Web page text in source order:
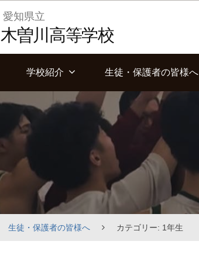
愛知県立
木曽川高等学校
学校紹介 生徒・保護者の皆様へ
生徒・保護者の皆様へ カテゴリー: 1年生